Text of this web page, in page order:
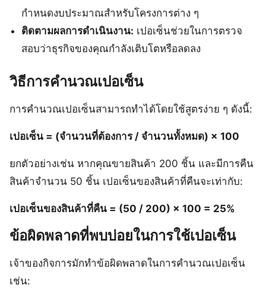
กำหนดงบประมาณสำหรับโครงการต่าง ๆ
ติดตามผลการดำเนินงาน: เปอเซ็นช่วยในการตรวจ
สอบว่าธุรกิจของคุณกำลังเติบโตหรือลดลง
วิธีการคำนวณเปอเซ็น
การคำนวณเปอเซ็นสามารถทำได้โดยใช้สูตรง่าย ๆ ดังนี้:
เปอเซ็น = (จำนวนที่ต้องการ / จำนวนทั้งหมด) × 100
ยกตัวอย่างเช่น หากคุณขายสินค้า 200 ชิ้น และมีการคืน
สินค้าจำนวน 50 ชิ้น เปอเซ็นของสินค้าที่คืนจะเท่ากับ:
เปอเซ็นของสินค้าที่คืน = (50 / 200) × 100 = 25%
ข้อผิดพลาดที่พบบ่อยในการใช้เปอเซ็น
เจ้าของกิจการมักทำข้อผิดพลาดในการคำนวณเปอเซ็น
เช่น: